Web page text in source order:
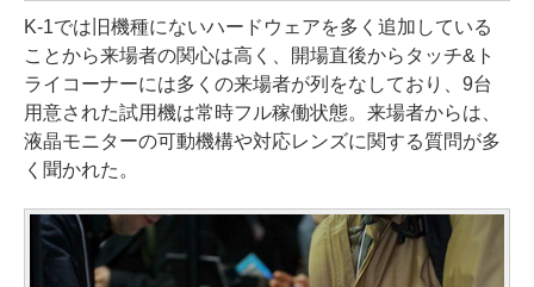
K-1では旧機種にないハードウェアを多く追加している
ことから来場者の関心は高く、開場直後からタッチ&ト
ライコーナーには多くの来場者が列をなしており、9台
用意された試用機は常時フル稼働状態。来場者からは、
液晶モニターの可動機構や対応レンズに関する質問が多
く聞かれた。